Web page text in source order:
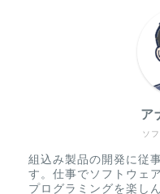
ソ
ア
組込み製品の開発に従
す。仕事でソフトウェ
プログラミングを楽し